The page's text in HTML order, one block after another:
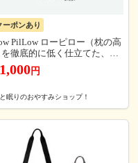
ーポンあり
PilLow ローピロー（枕の高
を徹底的に低く仕立てた、低
の枕が好みの人向けの枕） 低
ウレタン 竹炭 仰向け寝 低
男性 女性 安眠 快眠 ストレー
ック 黒 ブラック
円
眠りのおやすみショップ！